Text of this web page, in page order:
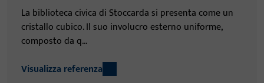
La biblioteca civica di Stoccarda si presenta come un
cristallo cubico. Il suo involucro esterno uniforme,
composto da q...
Visualizza referenza